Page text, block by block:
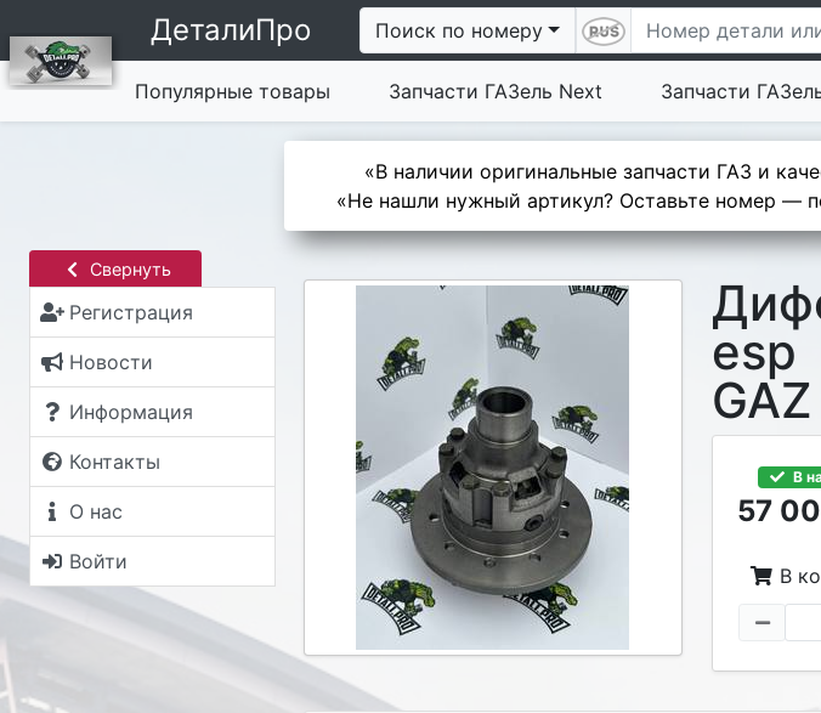
ДеталиПро Поиск по номеру
Популярные товары Запчасти ГАЗель Next Запчасти
«В наличии оригинальные запчасти ГАЗ и
«Не нашли нужный артикул? Оставьте номер —
Свернуть
Регистрация
Новости
Информация
Контакты
О нас
Войти
еsр
В
57
В